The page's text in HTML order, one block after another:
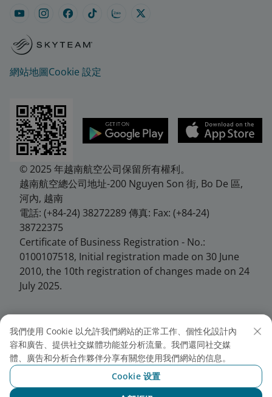
網站地圖Cookie 設定
© 2025 年越南航空公司保留所有權利。
越南航空總公司地址-200 Nguyen Son 街, Bo De 區,
河內, 越南
電話: (+84-24) 38272289 傳真: Fax: (+84-24)
38722375
Certificate of Business Registration - No.:
0100107518, Initial registration made on 30 June
2010, the 10th registration of changes made on 24
July 2025.
越南航空台北分公司
地址: 10458台北市中山區松江路146號7樓
電話: +886 2 25678286
我們使用 Cookie 以允許我們網站的正常工作、個性化設計內
容和廣告、提供社交媒體功能並分析流量。我們還同社交媒
體、廣告和分析合作夥伴分享有關您使用我們網站的信息。
Cookie 设置